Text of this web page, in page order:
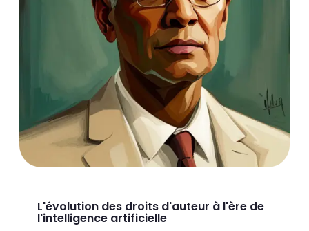
L'évolution des droits d'auteur à l'ère de
l'intelligence artificielle